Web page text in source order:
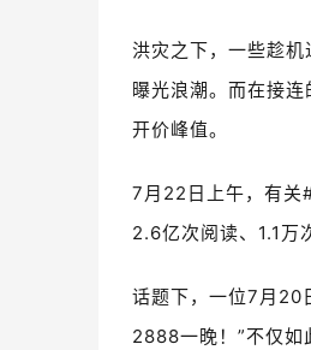
洪灾之下，一些趁
曝光浪潮。而在接
开价峰值。
7月22日上午，有关
2.6亿次阅读、1.1万
话题下，一位7月20
2888一晚！”不仅如